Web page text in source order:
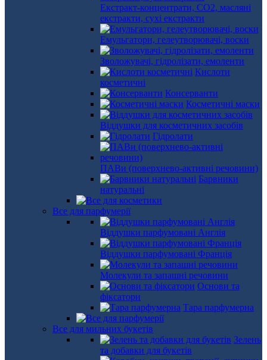
Екстракт-концентрати, СО2, масляні
екстракти, сухі екстракти
Емульгатори, гелеутворювачі, воски
Зволожувачі, гідролізати, емоленти
Кислоти
косметичні
Консерванти
Косметичні маски
Віддушки для косметичних засобів
Гідролати
ПАВи (поверхнево-активні речовини)
Барвники
натуральні
Все для парфумерії
Віддушки парфумовані Англія
Віддушки парфумовані Франція
Молекули та запашні речовини
Основи та
фіксатори
Тара парфумерна
Все для мильних букетів
Зелень
та добавки для букетів